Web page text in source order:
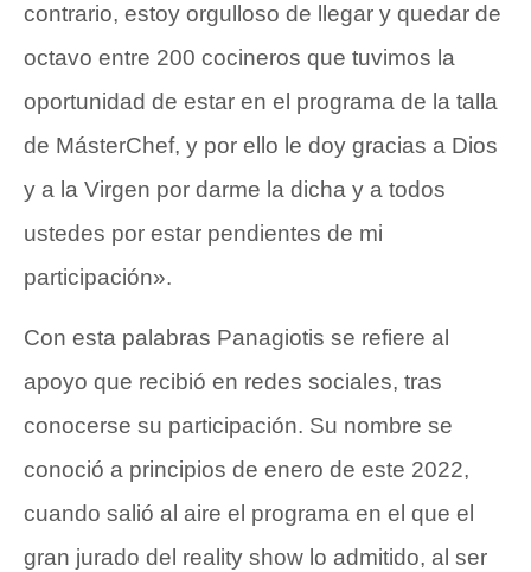
contrario, estoy orgulloso de llegar y quedar de
octavo entre 200 cocineros que tuvimos la
oportunidad de estar en el programa de la talla
de MásterChef, y por ello le doy gracias a Dios
y a la Virgen por darme la dicha y a todos
ustedes por estar pendientes de mi
participación».
Con esta palabras Panagiotis se refiere al
apoyo que recibió en redes sociales, tras
conocerse su participación. Su nombre se
conoció a principios de enero de este 2022,
cuando salió al aire el programa en el que el
gran jurado del reality show lo admitido, al ser